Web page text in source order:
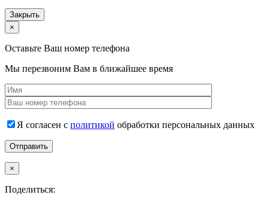
Закрыть
×
Оставьте Ваш номер телефона
Мы перезвоним Вам в ближайшее время
Я согласен с политикой обработки персональных данных
×
Поделиться: